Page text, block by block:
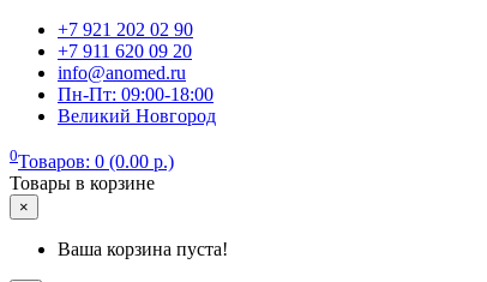
+7 921 202 02 90
+7 911 620 09 20
info@anomed.ru
Пн-Пт: 09:00-18:00
Великий Новгород
0Товаров: 0 (0.00 р.)
Товары в корзине
×
Ваша корзина пуста!